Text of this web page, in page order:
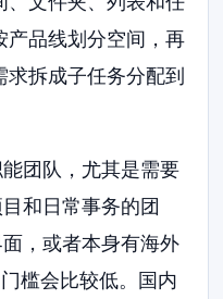
产品线划分空间，再
拆成子任务分配到
能团队，尤其是需要
和日常事务的团
，或者本身有海外
槛会比较低。国内